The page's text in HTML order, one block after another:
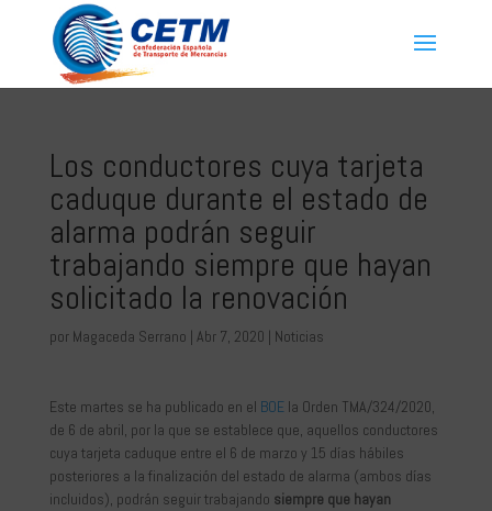
Los conductores cuya tarjeta
caduque durante el estado de
alarma podrán seguir
trabajando siempre que hayan
solicitado la renovación
por Magaceda Serrano | Abr 7, 2020 | Noticias
Este martes se ha publicado en el BOEla Orden TMA/324/2020,
de 6 de abril, por la que se establece que, aquellos conductores
cuya tarjeta caduque entre el 6 de marzo y 15 días hábiles
posteriores a la finalización del estado de alarma (ambos días
incluidos), podrán seguir trabajando siempre que hayan